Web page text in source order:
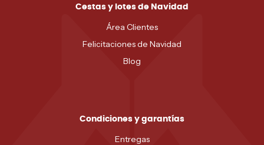
Cestas y lotes de Navidad
Área Clientes
Felicitaciones de Navidad
Blog
Condiciones y garantías
Entregas